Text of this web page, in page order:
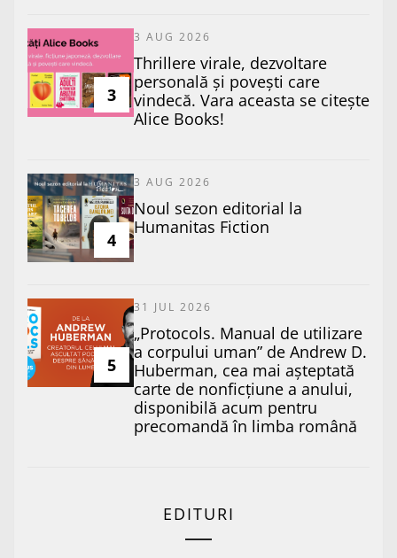
3
3 AUG 2026
Thrillere virale, dezvoltare
personală și povești care
vindecă. Vara aceasta se citește
Alice Books!
4
3 AUG 2026
​Noul sezon editorial la
Humanitas Fiction
5
31 JUL 2026
„Protocols. Manual de utilizare
a corpului uman” de Andrew D.
Huberman, cea mai așteptată
carte de nonficțiune a anului,
disponibilă acum pentru
precomandă în limba română
EDITURI